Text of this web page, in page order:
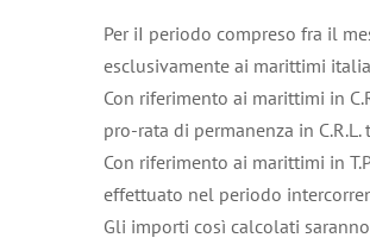
Per iI periodo compreso fra il
esclusivamente ai marittimi
Con riferimento ai marittimi in
pro-rata di permanenza in
Con riferimento ai marittimi in
effettuato nel periodo
Gli importi così calcolati